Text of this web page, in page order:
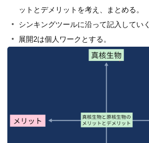
ットとデメリットを考え、まとめる。
シンキングツールに沿って記入していく
展開2は個人ワークとする。